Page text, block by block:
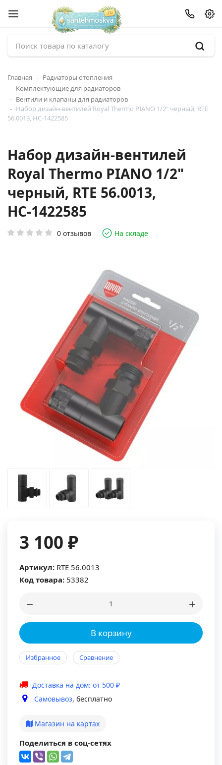
Главная
Радиаторы отопления
Комплектующие для радиаторов
Вентили и клапаны для радиаторов
Набор дизайн-вентилей Royal Thermo PIANO 1/2" черный, RTE
56.0013, НС-1422585
Набор дизайн-вентилей
Royal Thermo PIANO 1/2"
черный, RTE 56.0013,
НС-1422585
0 отзывов На складе
3 100 ₽
Артикул: RTE 56.0013
Код товара: 53382
В корзину
Избранное Сравнение
Доставка на дом: от 500 ₽
Самовывоз, бесплатно
Магазин на картах
Поделиться в соц-сетях